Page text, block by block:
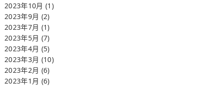
2023年10月(1)
2023年9月 (2)
2023年7月 (1)
2023年5月 (7)
2023年4月 (5)
2023年3月 (10)
2023年2月 (6)
2023年1月 (6)